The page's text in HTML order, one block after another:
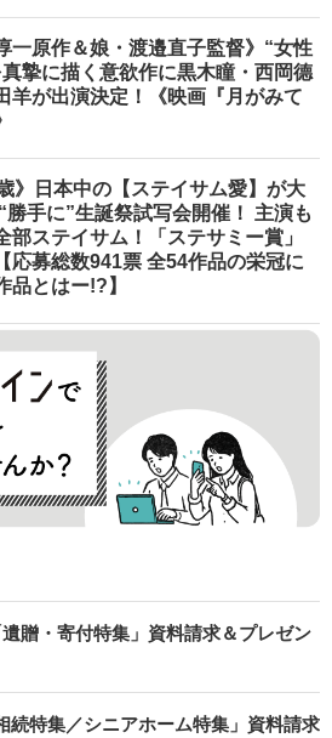
一原作＆娘・渡邉直子監督》“女性
摯に描く意欲作に黒木瞳・西岡德
羊が出演決定！《映画『月がみて
》日本中の【ステイサム愛】が大
勝手に”生誕祭試写会開催！ 主演も
部ステイサム！「ステサミー賞」
応募総数941票 全54作品の栄冠に
品とはー!?】
贈・寄付特集」資料請求＆プレゼン
続特集／シニアホーム特集」資料請求